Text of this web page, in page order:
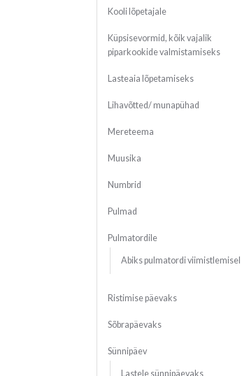
Kooli lõpetajale
Küpsisevormid, kõik vajalik
piparkookide valmistamiseks
Lasteaia lõpetamiseks
Lihavõtted/ munapühad
Mereteema
Muusika
Numbrid
Pulmad
Pulmatordile
Abiks pulmatordi viimistlemisel
Ristimise päevaks
Sõbrapäevaks
Sünnipäev
Lastele sünnipäevaks